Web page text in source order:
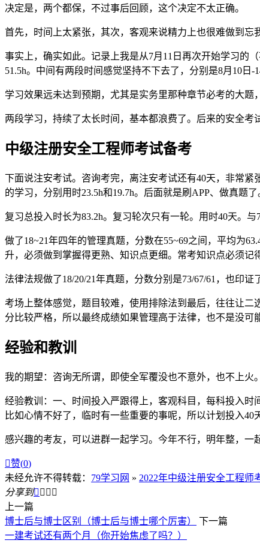
决定是，两个都保，不过事后回顾，这个决定不太正确。
首先，时间上太紧张，其次，客观来说精力上也很难做到忘
事实上，确实如此。记录上我是从7月11日再次开始学习的
51.5h。中间有两段时间感觉坚持不下去了，分别是8月10日-
学习效果远未达到预期，尤其是实务里那种章节必考的大题
两段学习，持续了太长时间，基本都浪费了。后来的安全
中级注册安全工程师考试备考
下面说注安考试。咨询考完，离注安考试还有40天，非常
的学习，分别用时23.5h和19.7h。后面就是刷APP、做真题
复习总投入时长为83.2h。复习轮次只有一轮。用时40天。
做了18~21年四年的管理真题，分数在55~69之间，平均为
升，必须做到掌握得更熟、知识点更细。常考知识点必须记
法律法规做了18/20/21年真题，分数分别是73/67/61，也印
考场上整体感觉，题目较难，使用排除法到最后，往往让
分比较严格，所以最终成绩如果管理高于法律，也不是没可
经验和教训
我的期望：咨询无所谓，即使全军覆没也不意外，也不上火
经验教训：一、时间投入严跟得上，客观科目，每科投入时
比如心情不好了，临时有一些重要的事呢，所以计划投入40
感兴趣的考友，可以进群一起学习。今年不行，明年整，一
赞(0)
未经允许不得转载： 79学习网 » 2022年中级注册安全工程师
分享到   
上一篇
博士后与博士区别（博士后与博士哪个厉害）
下一篇
一建考试还有两个月（你开始焦虑了吗？）